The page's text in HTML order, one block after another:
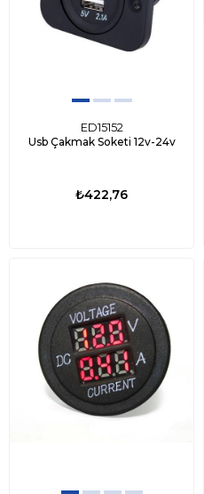
ED15152
Usb Çakmak Soketi 12v-24v
₺422,76